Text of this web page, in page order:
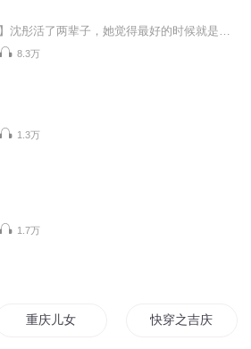
8.3万
1.3万
1.7万
重庆儿女 快穿之吉庆有余